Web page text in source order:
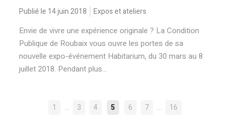
Publié le 14 juin 2018 Expos et ateliers
Envie de vivre une expérience originale ? La Condition
Publique de Roubaix vous ouvre les portes de sa
nouvelle expo-événement Habitarium, du 30 mars au 8
juillet 2018. Pendant plus...
NAVIGATION
1 … 3 4 5 6 7 … 16